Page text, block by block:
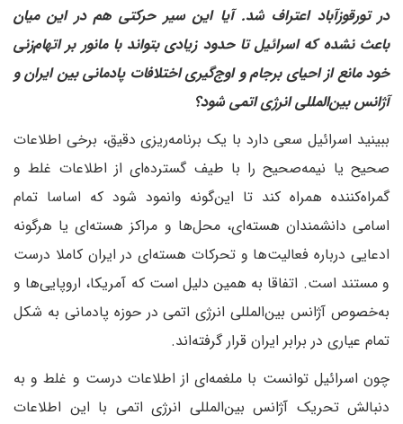
در تورقوزآباد اعتراف شد. آیا این سیر حرکتی هم در این میان
باعث نشده که اسرائیل تا حدود زیادی بتواند با مانور بر اتهام‌زنی
خود مانع از احیای برجام و اوج‌گیری اختلافات پادمانی بین ایران و
آژانس بین‌المللی انرژی اتمی شود؟
ببینید اسرائیل سعی دارد با یک برنامه‌ریزی دقیق، برخی اطلاعات
صحیح یا نیمه‌صحیح را با طیف گسترده‌ای از اطلاعات غلط و
گمراه‌کننده همراه کند تا این‌گونه وانمود شود که اساسا تمام
اسامی دانشمندان هسته‌ای، محل‌ها و مراکز هسته‌ای یا هرگونه
ادعایی درباره فعالیت‌ها و تحرکات هسته‌ای در ایران کاملا درست
و مستند است. اتفاقا به همین دلیل است که آمریکا، اروپایی‌ها و
به‌خصوص آژانس بین‌المللی انرژی اتمی در حوزه پادمانی به شکل
تمام عیاری در برابر ایران قرار گرفته‌اند.
چون اسرائیل توانست با ملغمه‌ای از اطلاعات درست و غلط و به
دنبالش تحریک آژانس بین‌المللی انرژی اتمی با این اطلاعات